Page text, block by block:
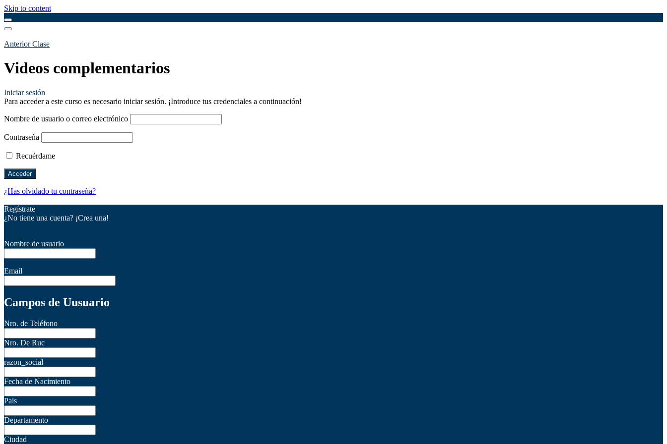
Skip to content
Anterior Clase
Videos complementarios
Iniciar sesión
Para acceder a este curso es necesario iniciar sesión. ¡Introduce tus credenciales a continuación!
Nombre de usuario o correo electrónico
Contraseña
Recuérdame
¿Has olvidado tu contraseña?
Regístrate
¿No tiene una cuenta? ¡Crea una!
Nombre de usuario
Email
Campos de Uusuario
Nro. de Teléfono
Nro. De Ruc
razon_social
Fecha de Nacimiento
Pais
Departamento
Ciudad